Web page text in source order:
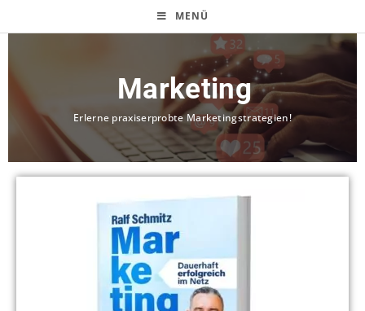
MENÜ
Marketing
Erlerne praxiserprobte Marketingstrategien!